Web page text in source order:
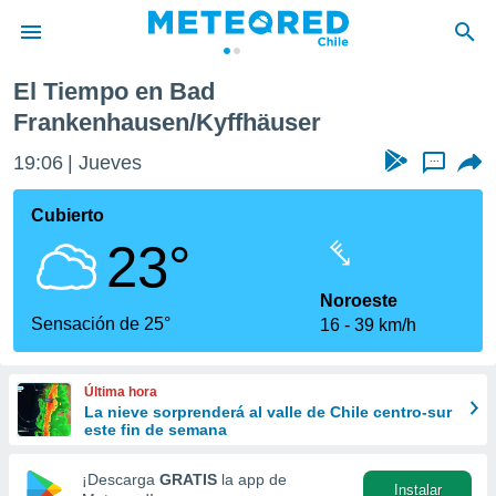
de
para
la
calidad.
a este
forma
digital
El Tiempo en Bad
Frankenhausen/Kyffhäuser
19:06 Jueves ...
Cubierto
23°
Sensación de 25°
Noroeste
16
39 km/h
Última hora
La nieve sorprenderá al valle de Chile centro-sur
este fin de semana
¡Descarga GRATIS la app de
Instalar